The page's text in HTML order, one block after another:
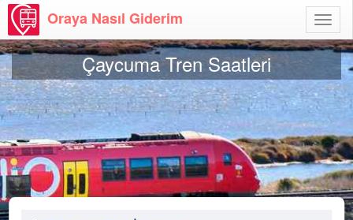
Aç
Oraya Nasıl Giderim
Çaycuma Tren Saatleri